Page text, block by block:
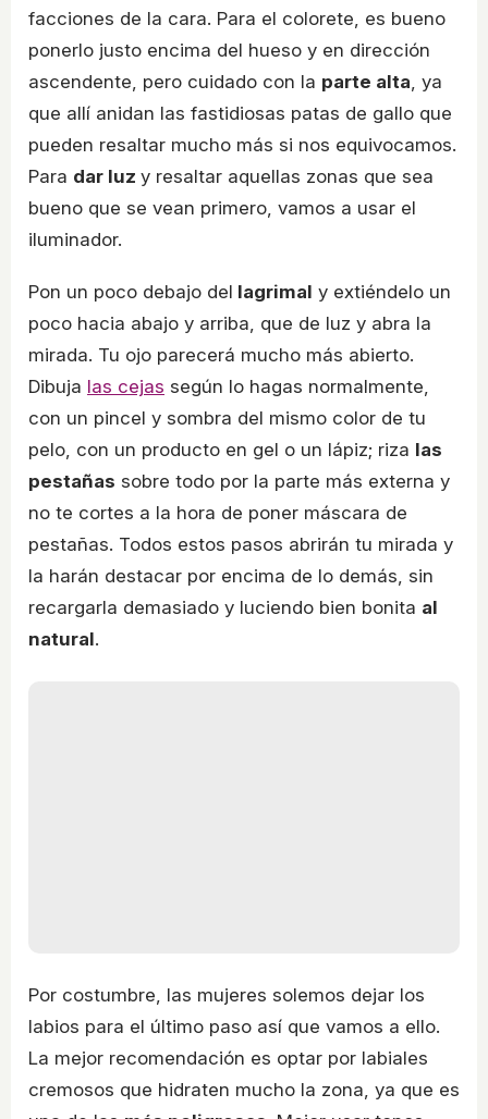
facciones de la cara. Para el colorete, es bueno
ponerlo justo encima del hueso y en dirección
ascendente, pero cuidado con la parte alta, ya
que allí anidan las fastidiosas patas de gallo que
pueden resaltar mucho más si nos equivocamos.
Para dar luz y resaltar aquellas zonas que sea
bueno que se vean primero, vamos a usar el
iluminador.
Pon un poco debajo del lagrimal y extiéndelo un
poco hacia abajo y arriba, que de luz y abra la
mirada. Tu ojo parecerá mucho más abierto.
Dibuja las cejas según lo hagas normalmente,
con un pincel y sombra del mismo color de tu
pelo, con un producto en gel o un lápiz; riza las
pestañas sobre todo por la parte más externa y
no te cortes a la hora de poner máscara de
pestañas. Todos estos pasos abrirán tu mirada y
la harán destacar por encima de lo demás, sin
recargarla demasiado y luciendo bien bonita al
natural.
Por costumbre, las mujeres solemos dejar los
labios para el último paso así que vamos a ello.
La mejor recomendación es optar por labiales
cremosos que hidraten mucho la zona, ya que es